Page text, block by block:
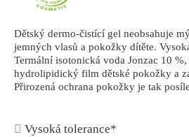
Dětský dermo-čistící gel neobsahuje
jemných vlasů a pokožky dítěte.
Termální isotonická voda Jonzac 10
hydrolipidický film dětské pokožky a
Přirozená ochrana pokožky je tak
Vysoká tolerance*